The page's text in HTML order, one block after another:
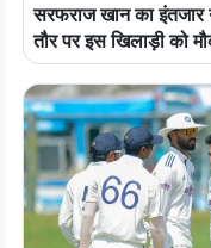
सरफराज खान का इंतजार
तौर पर इस खिलाड़ी को